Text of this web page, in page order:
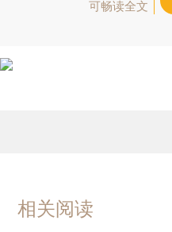
可畅读全文
相关阅读